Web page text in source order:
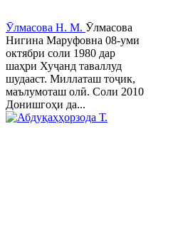
Ӯлмасова Н. М. Ӯлмасова
Нигина Маруфовна 08-уми
октябри соли 1980 дар
шаҳри Хуҷанд таваллуд
шудааст. Миллаташ тоҷик,
маълумоташ олӣ. Соли 2010
Донишгоҳи да...